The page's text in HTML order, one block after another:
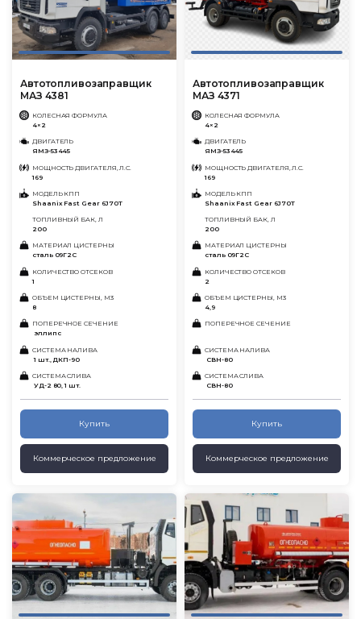
Автотопливозаправщик
МАЗ 4381
КОЛЕСНАЯ ФОРМУЛА
4×2
ДВИГАТЕЛЬ
ЯМЗ-53445
МОЩНОСТЬ ДВИГАТЕЛЯ, Л.С.
169
МОДЕЛЬ КПП
Shaanix Fast Gear 6J70T
ТОПЛИВНЫЙ БАК, Л
200
МАТЕРИАЛ ЦИСТЕРНЫ
сталь 09Г2С
КОЛИЧЕСТВО ОТСЕКОВ
1
ОБЪЕМ ЦИСТЕРНЫ, М3
8
ПОПЕРЕЧНОЕ СЕЧЕНИЕ
эллипс
СИСТЕМА НАЛИВА
1 шт., ДКП-90
СИСТЕМА СЛИВА
УД-2 80, 1 шт.
Купить
Коммерческое предложение
Автотопливозаправщик
МАЗ 4371
КОЛЕСНАЯ ФОРМУЛА
4×2
ДВИГАТЕЛЬ
ЯМЗ-53445
МОЩНОСТЬ ДВИГАТЕЛЯ, Л.С.
169
МОДЕЛЬ КПП
Shaanix Fast Gear 6J70T
ТОПЛИВНЫЙ БАК, Л
200
МАТЕРИАЛ ЦИСТЕРНЫ
сталь 09Г2С
КОЛИЧЕСТВО ОТСЕКОВ
2
ОБЪЕМ ЦИСТЕРНЫ, М3
4,9
ПОПЕРЕЧНОЕ СЕЧЕНИЕ
СИСТЕМА НАЛИВА
СВН-80
СИСТЕМА СЛИВА
СВН-80
Купить
Коммерческое предложение